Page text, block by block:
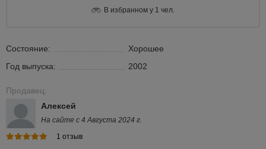
В избранном у 1 чел.
Состояние:
Хорошее
Год выпуска:
2002
Продавец:
Алексей
На сайте с 4 Августа 2024 г.
1 отзыв